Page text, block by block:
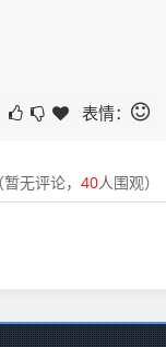
表情：
（暂无评论， 40人围观）